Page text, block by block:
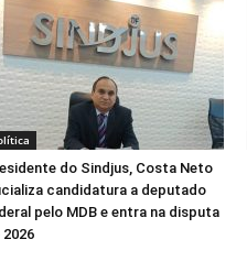
do Sindjus, Costa Neto
candidatura a deputado
pelo MDB e entra na disputa
2026